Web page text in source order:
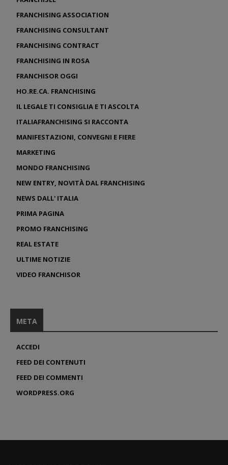
FRANCHISING ASSOCIATION
FRANCHISING CONSULTANT
FRANCHISING CONTRACT
FRANCHISING IN ROSA
FRANCHISOR OGGI
HO.RE.CA. FRANCHISING
IL LEGALE TI CONSIGLIA E TI ASCOLTA
ITALIAFRANCHISING SI RACCONTA
MANIFESTAZIONI, CONVEGNI E FIERE
MARKETING
MONDO FRANCHISING
NEW ENTRY, NOVITÀ DAL FRANCHISING
NEWS DALL' ITALIA
PRIMA PAGINA
PROMO FRANCHISING
REAL ESTATE
ULTIME NOTIZIE
VIDEO FRANCHISOR
META
ACCEDI
FEED DEI CONTENUTI
FEED DEI COMMENTI
WORDPRESS.ORG